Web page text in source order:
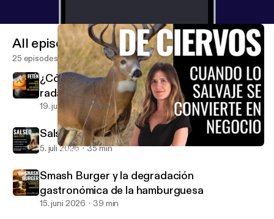
Y si no… cuéntanos por qué.
Granjas de ciervos: cuando lo salvaje se convierte en negocio
All episodes
25 episodes
¿Cómo consigue un restaurante entrar en el
radar de la Guía Michelin?
19. juli 2026 16 min
Salseo: Actualidad Gastronómica Junio 2026
5. juli 2026 35 min
Smash Burger y la degradación
gastronómica de la hamburguesa
15. juni 2026 39 min